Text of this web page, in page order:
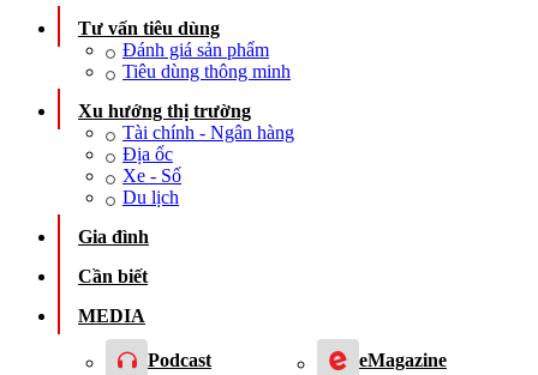
Tư vấn tiêu dùng
Đánh giá sản phẩm
Tiêu dùng thông minh
Xu hướng thị trường
Tài chính - Ngân hàng
Địa ốc
Xe - Số
Du lịch
Gia đình
Cần biết
MEDIA
Podcast eMagazine